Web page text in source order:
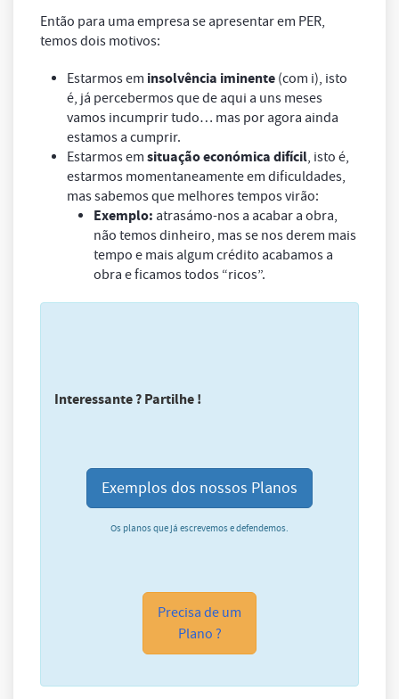
Então para uma empresa se apresentar em PER,
temos dois motivos:
Estarmos em insolvência iminente (com i), isto
é, já percebermos que de aqui a uns meses
vamos incumprir tudo… mas por agora ainda
estamos a cumprir.
Estarmos em situação económica difícil, isto é,
estarmos momentaneamente em dificuldades,
mas sabemos que melhores tempos virão:
Exemplo: atrasámo-nos a acabar a obra,
não temos dinheiro, mas se nos derem mais
tempo e mais algum crédito acabamos a
obra e ficamos todos “ricos”.
Interessante ? Partilhe !
Exemplos dos nossos Planos
Os planos que já escrevemos e defendemos.
Precisa de um
Plano ?